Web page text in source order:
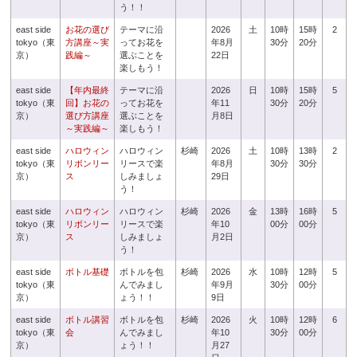
う！！
east side
tokyo（東
京）
お花の選び
方講座～実
践編～
テーマに沿
ってお花を
選ぶことを
楽しもう！
2026
年8月
22日
土
10時
30分
15時
20分
2
east side
tokyo（東
京）
【年内最終
回】お花の
選び方講座
～実践編～
テーマに沿
ってお花を
選ぶことを
楽しもう！
2026
年11
月8日
日
10時
30分
15時
20分
5
east side
tokyo（東
京）
ハロウィン
リボンリー
ス
ハロウィン
リースで楽
しみましょ
う！
杉崎
2026
年8月
29日
土
10時
30分
13時
30分
2
east side
tokyo（東
京）
ハロウィン
リボンリー
ス
ハロウィン
リースで楽
しみましょ
う！
杉崎
2026
年10
月2日
金
13時
00分
16時
00分
5
east side
tokyo（東
京）
ボトル基礎
ボトルを包
んでみまし
ょう！！
杉崎
2026
年9月
9日
水
10時
30分
12時
00分
5
east side
tokyo（東
京）
ボトル講習
会
ボトルを包
んでみまし
ょう！！
杉崎
2026
年10
月27
火
10時
30分
12時
00分
6